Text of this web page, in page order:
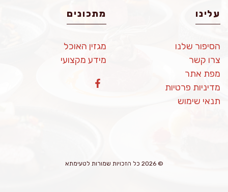
עלינו
הסיפור שלנו
צרו קשר
מפת אתר
מדיניות פרטיות
תנאי שימוש
מתכונים
מגזין האוכל
מידע מקצועי
© 2026 כל הזכויות שמורות לטעימתא